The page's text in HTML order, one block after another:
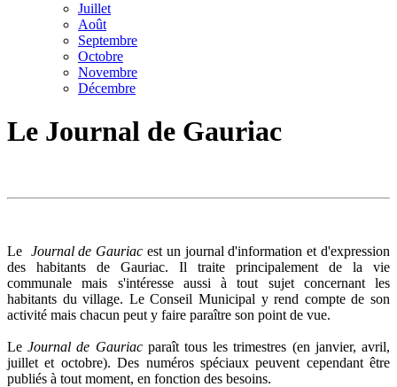
Juillet
Août
Septembre
Octobre
Novembre
Décembre
Le Journal de Gauriac
Le Journal de Gauriac est un journal d'information et d'expression
des habitants de Gauriac. Il traite principalement de la vie
communale mais s'intéresse aussi à tout sujet concernant les
habitants du village. Le Conseil Municipal y rend compte de son
activité mais chacun peut y faire paraître son point de vue.
LeJournal de Gauriacparaît tous les trimestres (en janvier, avril,
juillet et octobre). Des numéros spéciaux peuvent cependant être
publiés à tout moment, en fonction des besoins.